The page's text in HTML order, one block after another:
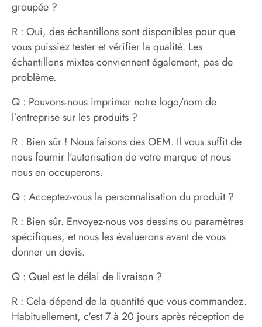
groupée ?
R : Oui, des échantillons sont disponibles pour que
vous puissiez tester et vérifier la qualité. Les
échantillons mixtes conviennent également, pas de
problème.
Q : Pouvons-nous imprimer notre logo/nom de
l’entreprise sur les produits ?
R : Bien sûr ! Nous faisons des OEM. Il vous suffit de
nous fournir l’autorisation de votre marque et nous
nous en occuperons.
Q : Acceptez-vous la personnalisation du produit ?
R : Bien sûr. Envoyez-nous vos dessins ou paramètres
spécifiques, et nous les évaluerons avant de vous
donner un devis.
Q : Quel est le délai de livraison ?
R : Cela dépend de la quantité que vous commandez.
Habituellement, c'est 7 à 20 jours après réception de